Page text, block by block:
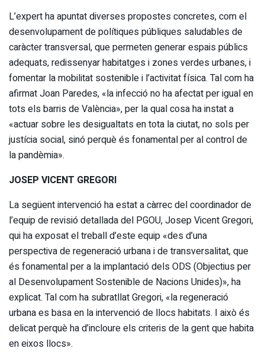
L’expert ha apuntat diverses propostes concretes, com el
desenvolupament de polítiques públiques saludables de
caràcter transversal, que permeten generar espais públics
adequats, redissenyar habitatges i zones verdes urbanes, i
fomentar la mobilitat sostenible i l’activitat física. Tal com ha
afirmat Joan Paredes, «la infecció no ha afectat per igual en
tots els barris de València», per la qual cosa ha instat a
«actuar sobre les desigualtats en tota la ciutat, no sols per
justícia social, sinó perquè és fonamental per al control de
la pandèmia».
JOSEP VICENT GREGORI
La següent intervenció ha estat a càrrec del coordinador de
l’equip de revisió detallada del PGOU, Josep Vicent Gregori,
qui ha exposat el treball d’este equip «des d’una
perspectiva de regeneració urbana i de transversalitat, que
és fonamental per a la implantació dels ODS (Objectius per
al Desenvolupament Sostenible de Nacions Unides)», ha
explicat. Tal com ha subratllat Gregori, «la regeneració
urbana es basa en la intervenció de llocs habitats. I això és
delicat perquè ha d’incloure els criteris de la gent que habita
en eixos llocs».